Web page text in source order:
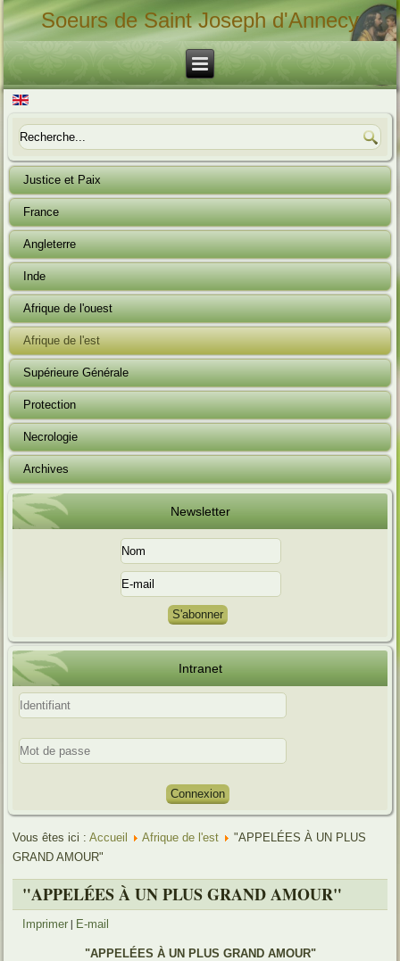
Soeurs de Saint Joseph d'Annecy
Justice et Paix
France
Angleterre
Inde
Afrique de l'ouest
Afrique de l'est
Supérieure Générale
Protection
Necrologie
Archives
Newsletter
Intranet
Connexion
Vous êtes ici :Accueil Afrique de l'est
"APPELÉES À UN PLUS
GRAND AMOUR"
"APPELÉES À UN PLUS GRAND AMOUR"
Imprimer | E-mail
"APPELÉES À UN PLUS GRAND AMOUR"